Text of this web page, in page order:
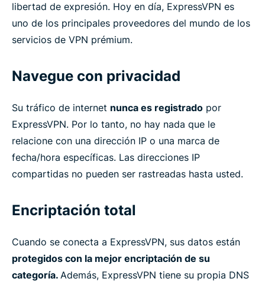
libertad de expresión. Hoy en día, ExpressVPN es
uno de los principales proveedores del mundo de los
servicios de VPN prémium.
Navegue con privacidad
Su tráfico de internet nunca es registrado por
ExpressVPN. Por lo tanto, no hay nada que le
relacione con una dirección IP o una marca de
fecha/hora específicas. Las direcciones IP
compartidas no pueden ser rastreadas hasta usted.
Encriptación total
Cuando se conecta a ExpressVPN, sus datos están
protegidos con la mejor encriptación de su
categoría. Además, ExpressVPN tiene su propia DNS